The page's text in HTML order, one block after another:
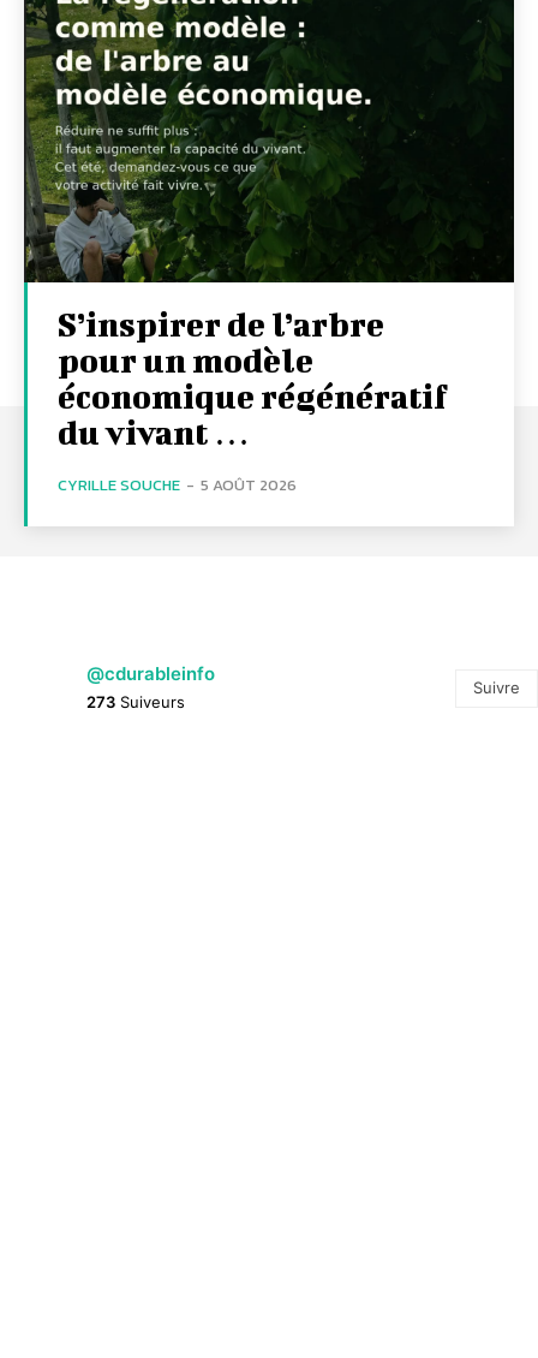
S’inspirer de l’arbre
pour un modèle
économique régénératif
du vivant …
CYRILLE SOUCHE - 5 AOÛT 2026
@cdurableinfo
273 Suiveurs
Suivre